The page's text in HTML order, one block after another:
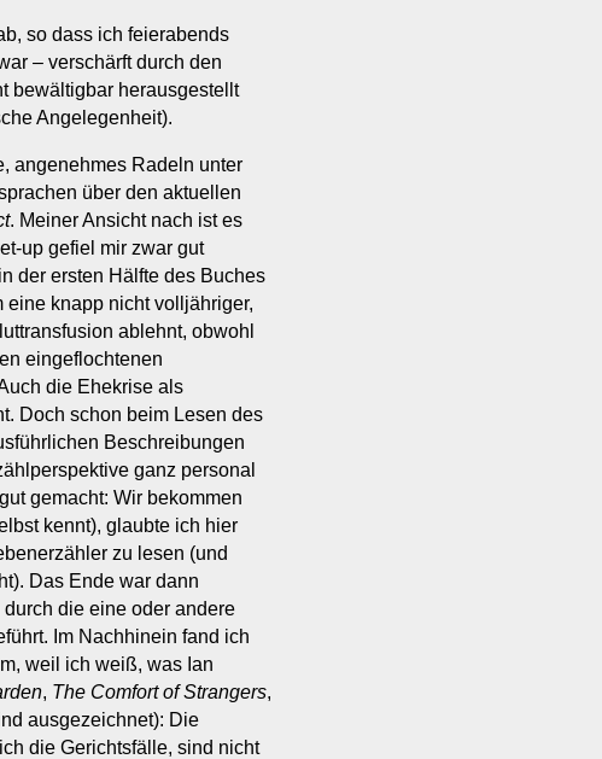
so dass ich feierabends
– verschärft durch den
bewältigbar herausgestellt
Angelegenheit).
angenehmes Radeln unter
über den aktuellen
. Meiner Ansicht nach ist es
up gefiel mir zwar gut
der ersten Hälfte des Buches
knapp nicht volljähriger,
ablehnt, obwohl
eingeflochtenen
die Ehekrise als
Doch schon beim Lesen des
Beschreibungen
ganz personal
gemacht: Wir bekommen
kennt), glaubte ich hier
zu lesen (und
Das Ende war dann
die eine oder andere
Im Nachhinein fand ich
weil ich weiß, was Ian
, The Comfort of Strangers,
ausgezeichnet): Die
die Gerichtsfälle, sind nicht